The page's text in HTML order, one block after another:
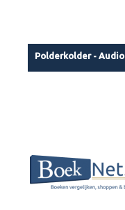
Polderkolder - Audio